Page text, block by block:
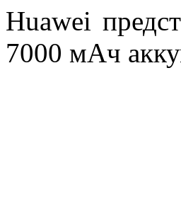
Huawei
7000 мАч